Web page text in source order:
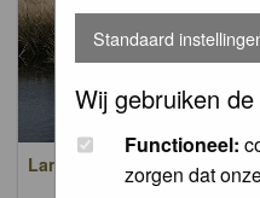
Standaard
Wij gebruiken
Functioneel:
zorgen dat
Landschappen / Landscapes